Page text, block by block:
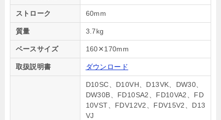
ストローク 60mm
質量 3.7kg
ベースサイズ 160✕170mm
取扱説明書 ダウンロード
D10SC、D10VH、D13VK、DW30、
DW30B、FD10SA2、FD10VA2、FD
10VST、FDV12V2、FDV15V2、D13
VJ